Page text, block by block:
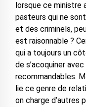
lorsque ce ministre
pasteurs qui ne
et des criminels,
est raisonnable ?
qui a toujours un
de s’acoquiner
recommandables.
lie ce genre de
on charge d’autres